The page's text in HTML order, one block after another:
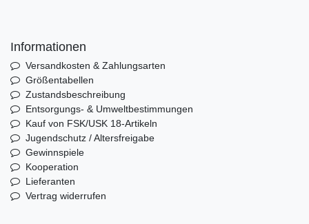
Informationen
Versandkosten & Zahlungsarten
Größentabellen
Zustandsbeschreibung
Entsorgungs- & Umweltbestimmungen
Kauf von FSK/USK 18-Artikeln
Jugendschutz / Altersfreigabe
Gewinnspiele
Kooperation
Lieferanten
Vertrag widerrufen